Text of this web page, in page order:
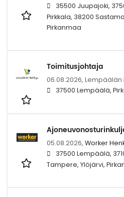
35500 Juupajoki,
Pirkkala, 38200
Pirkanmaa
Toimitusjohtaja
06.08.2026, Lempäälän
37500 Lempäälä,
05.08.2026, Worker
37500 Lempäälä,
Tampere, Ylöjärvi,